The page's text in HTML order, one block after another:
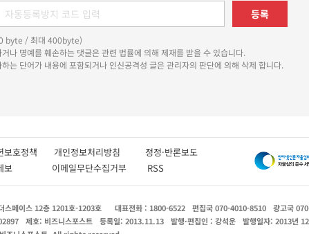
등록
0 byte / 최대 400byte)
나 명예를 훼손하는 댓글은 관련 법률에 의해 제재를 받을 수 있습니다.
는 단어가 내용에 포함되거나 인신공격성 글은 관리자의 판단에 의해 삭제 합니다.
보호정책 개인정보처리방침 정정·반론보도
제보 이메일무단수집거부 RSS
스페이스 12층 1201호-1203호 대표전화 : 1800-6522 편집국 070-4010-8510
광고국
제호: 비즈니스포스트 등록일: 2013.11.13 발행·편집인 : 강석운 발행일자: 2013년